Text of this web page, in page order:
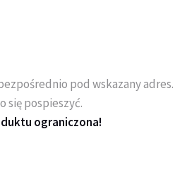
pod wskazany adres.
się pospieszyć.
ograniczona!